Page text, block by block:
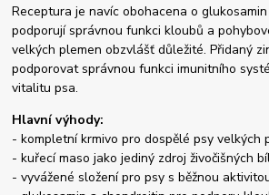
Receptura je navíc obohacena o
podporují správnou funkci kloubů a
velkých plemen obzvlášť důležité. Přidaný
podporovat správnou funkci imunitního
vitalitu psa.
Hlavní výhody:
- kompletní krmivo pro dospělé psy velkých
- kuřecí maso jako jediný zdroj živočišných
- vyvážené složení pro psy s běžnou